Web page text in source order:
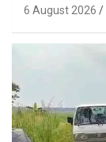
6 August 2026